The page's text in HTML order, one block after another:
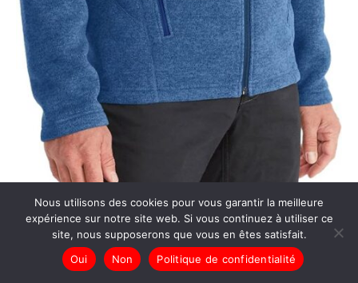
Test de la veste légère Marmot drop line
Nous utilisons des cookies pour vous garantir la meilleure
expérience sur notre site web. Si vous continuez à utiliser ce
site, nous supposerons que vous en êtes satisfait.
Oui
Non Politique de confidentialité